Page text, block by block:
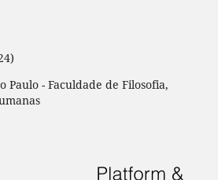
Paulo - Faculdade de Filosofia,